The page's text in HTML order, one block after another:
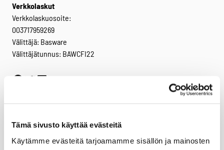
Tämä sivusto käyttää evästeitä
Käytämme evästeitä tarjoamamme sisällön ja mainosten
Verkkolaskut
Verkkolaskuosoite:
003717959269
Välittäjä: Basware
Välittäjätunnus: BAWCFI22
Virve 2
VIRVE 2 -päätelaitteet